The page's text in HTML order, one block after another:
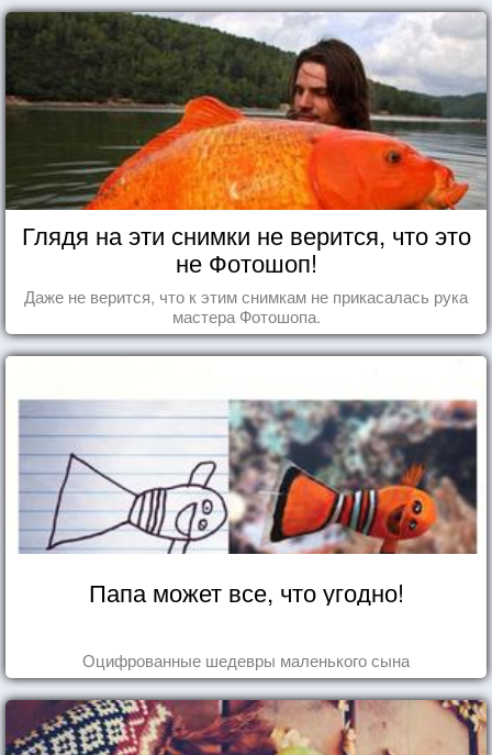
Глядя на эти снимки не верится, что это
не Фотошоп!
Даже не верится, что к этим снимкам не прикасалась рука
мастера Фотошопа.
Папа может все, что угодно!
Оцифрованные шедевры маленького сына